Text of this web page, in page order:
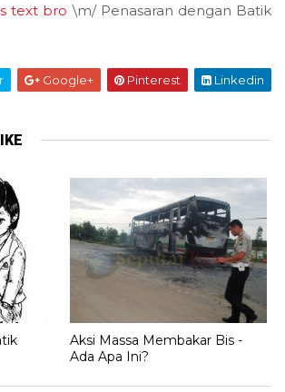
text bro \m/ Penasaran dengan Batik
Google+ Pinterest Linkedin
Aksi Massa Membakar Bis -
Ada Apa Ini?